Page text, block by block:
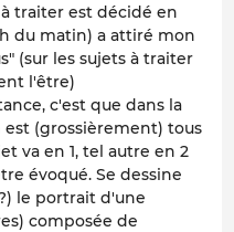
traiter est décidé en
du matin) a attiré mon
(sur les sujets à traiter
l'être)
c'est que dans la
(grossièrement) tous
va en 1, tel autre en 2
évoqué. Se dessine
le portrait d'une
composée de